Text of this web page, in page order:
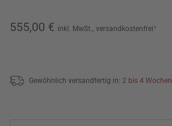
555,00 € inkl. MwSt., versandkostenfrei*
Gewöhnlich versandfertig in: 2 bis 4 Wochen